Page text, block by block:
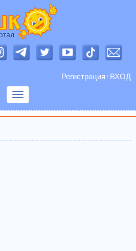
Регистрация / ВХОД
Показать